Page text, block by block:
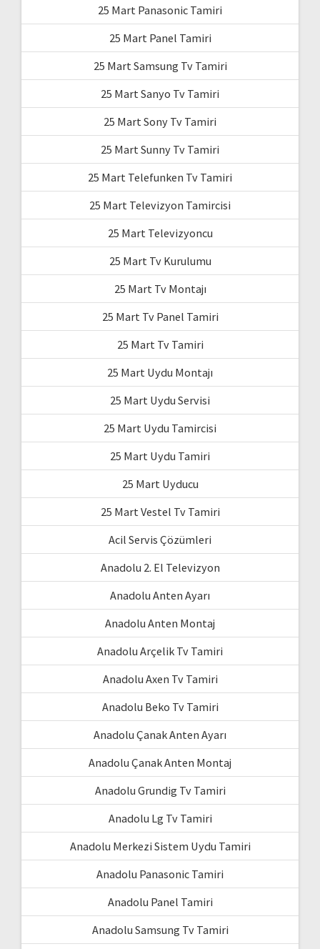
25 Mart Panasonic Tamiri
25 Mart Panel Tamiri
25 Mart Samsung Tv Tamiri
25 Mart Sanyo Tv Tamiri
25 Mart Sony Tv Tamiri
25 Mart Sunny Tv Tamiri
25 Mart Telefunken Tv Tamiri
25 Mart Televizyon Tamircisi
25 Mart Televizyoncu
25 Mart Tv Kurulumu
25 Mart Tv Montajı
25 Mart Tv Panel Tamiri
25 Mart Tv Tamiri
25 Mart Uydu Montajı
25 Mart Uydu Servisi
25 Mart Uydu Tamircisi
25 Mart Uydu Tamiri
25 Mart Uyducu
25 Mart Vestel Tv Tamiri
Acil Servis Çözümleri
Anadolu 2. El Televizyon
Anadolu Anten Ayarı
Anadolu Anten Montaj
Anadolu Arçelik Tv Tamiri
Anadolu Axen Tv Tamiri
Anadolu Beko Tv Tamiri
Anadolu Çanak Anten Ayarı
Anadolu Çanak Anten Montaj
Anadolu Grundig Tv Tamiri
Anadolu Lg Tv Tamiri
Anadolu Merkezi Sistem Uydu Tamiri
Anadolu Panasonic Tamiri
Anadolu Panel Tamiri
Anadolu Samsung Tv Tamiri